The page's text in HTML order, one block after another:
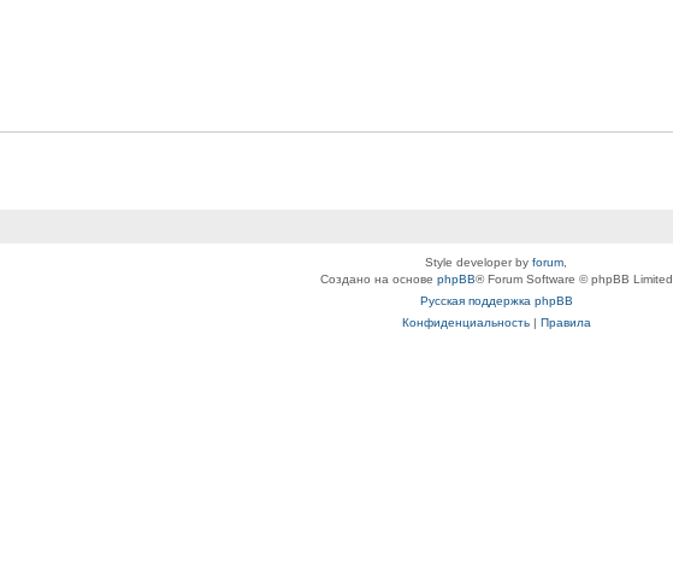
Style developer by forum
Создано на основе phpBB® Forum Software © phpBB Limited
Русская поддержка phpBB
Конфиденциальность| Правила